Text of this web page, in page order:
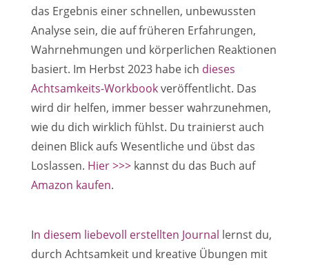
das Ergebnis einer schnellen, unbewussten
Analyse sein, die auf früheren Erfahrungen,
Wahrnehmungen und körperlichen Reaktionen
basiert. Im Herbst 2023 habe ich dieses
Achtsamkeits-Workbookveröffentlicht. Das
wird dir helfen, immer besser wahrzunehmen,
wie du dich wirklich fühlst. Du trainierst auch
deinen Blick aufs Wesentliche und übst das
Loslassen. Hier >>>kannst du das Buch auf
Amazon kaufen.
In diesem liebevoll erstellten Journal lernst du,
durch Achtsamkeit und kreative Übungen mit